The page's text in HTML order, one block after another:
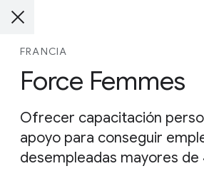
FRANCIA
Force Femmes
Ofrecer capacitación
apoyo para conseguir
desempleadas mayores de